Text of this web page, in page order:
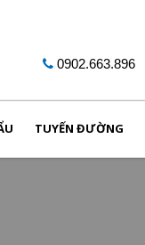
0902.663.896
TUYẾN ĐƯỜNG